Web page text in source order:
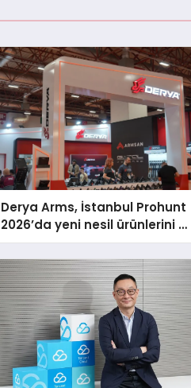
Derya Arms, İstanbul Prohunt
2026’da yeni nesil ürünlerini ve
global marka vizyonunu
sergiledi